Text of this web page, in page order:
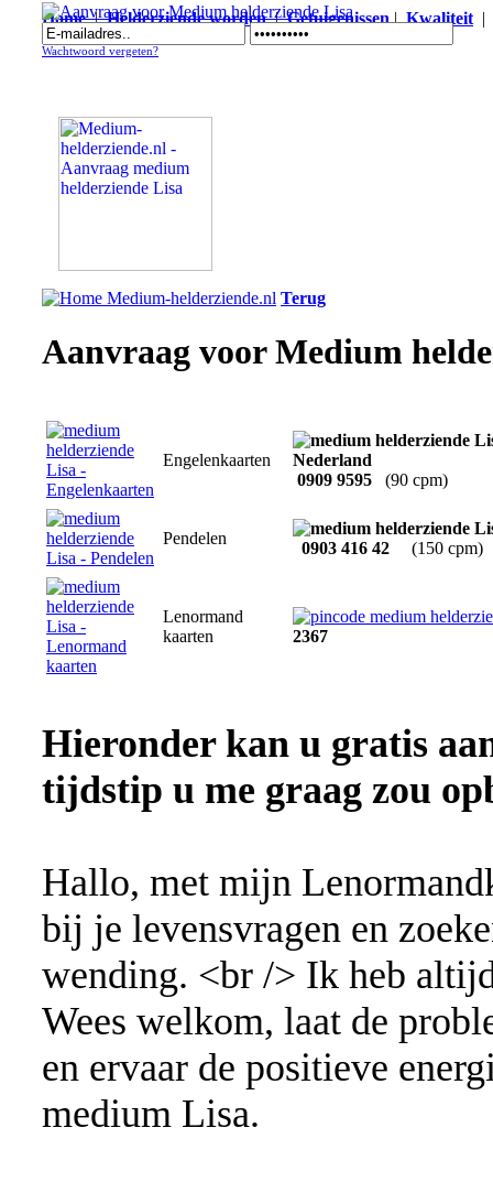
Home|Helderziende worden|Getuigenissen|Kwaliteit |
Aanvraag voor Medium helderziende Lisa
Wachtwoord vergeten?
Terug
Aanvraag voor Medium
Engelenkaarten
0909 9595
(90 cpm)
Pendelen
0903 416 42 (150 cpm)
Lenormand
kaarten
2367
Hieronder kan u gratis
tijdstip u me graag zou
Hallo, met mijn
bij je levensvragen en
wending. <br /> Ik heb
Wees welkom, laat de
en ervaar de positieve
medium Lisa.